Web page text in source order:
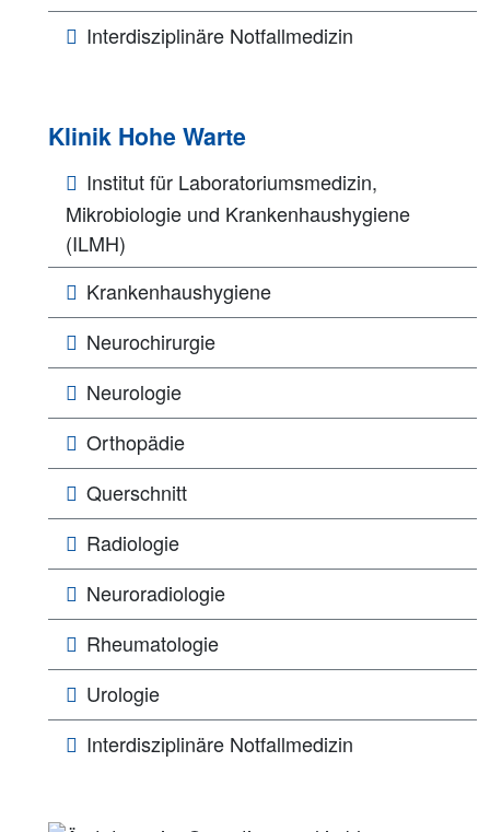
Interdisziplinäre Notfallmedizin
Klinik Hohe Warte
Institut für Laboratoriumsmedizin,
Mikrobiologie und Krankenhaushygiene
(ILMH)
Krankenhaushygiene
Neurochirurgie
Neurologie
Orthopädie
Querschnitt
Radiologie
Neuroradiologie
Rheumatologie
Urologie
Interdisziplinäre Notfallmedizin